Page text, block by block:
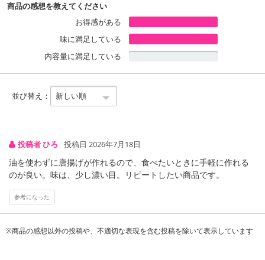
注意事項
【キャンセルについて】
記載されている内容を必ずご確認いただき、お届けする商品セット
商品の感想を教えてください
お得感がある
味に満足している
内容量に満足している
並び替え：
投稿者 ひろ 投稿日 2026年7月18日
油を使わずに唐揚げが作れるので、食べたいときに手軽に作れる
のが良い。味は、少し濃い目。リピートしたい商品です。
参考になった
※商品の感想以外の投稿や、不適切な表現を含む投稿を除いて表示しています